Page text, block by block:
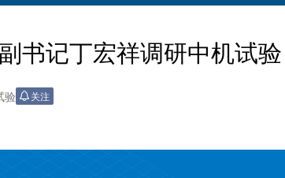
书记丁宏祥调研中机试验
验 关注